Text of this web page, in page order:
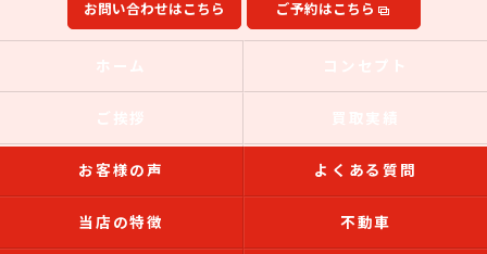
お問い合わせはこちら ご予約はこちら
お客様の声 よくある質問
当店の特徴 不動車